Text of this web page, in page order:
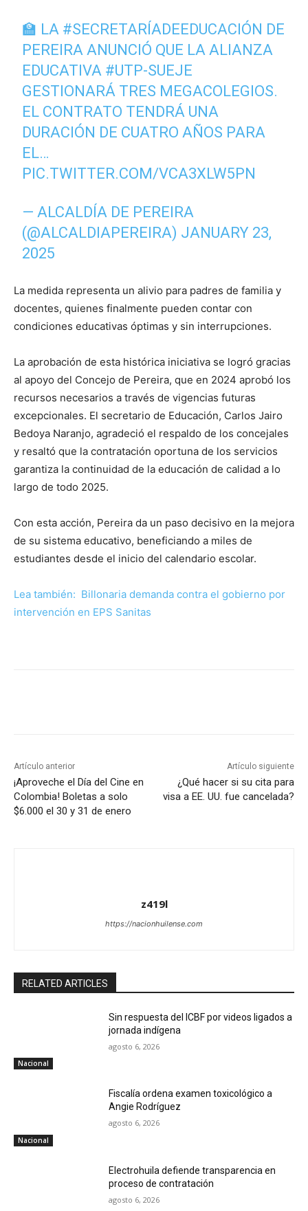
🏫 LA #SECRETARÍADEEDUCACIÓN DE
PEREIRA ANUNCIÓ QUE LA ALIANZA
EDUCATIVA #UTP-SUEJE
GESTIONARÁ TRES MEGACOLEGIOS.
EL CONTRATO TENDRÁ UNA
DURACIÓN DE CUATRO AÑOS PARA
EL…
PIC.TWITTER.COM/VCA3XLW5PN
— ALCALDÍA DE PEREIRA
(@ALCALDIAPEREIRA) JANUARY 23,
2025
La medida representa un alivio para padres de familia y
docentes, quienes finalmente pueden contar con
condiciones educativas óptimas y sin interrupciones.
La aprobación de esta histórica iniciativa se logró gracias
al apoyo del Concejo de Pereira, que en 2024 aprobó los
recursos necesarios a través de vigencias futuras
excepcionales. El secretario de Educación, Carlos Jairo
Bedoya Naranjo, agradeció el respaldo de los concejales
y resaltó que la contratación oportuna de los servicios
garantiza la continuidad de la educación de calidad a lo
largo de todo 2025.
Con esta acción, Pereira da un paso decisivo en la mejora
de su sistema educativo, beneficiando a miles de
estudiantes desde el inicio del calendario escolar.
Lea también: Billonaria demanda contra el gobierno por
intervención en EPS Sanitas
Artículo anterior
¡Aproveche el Día del Cine en
Colombia! Boletas a solo
$6.000 el 30 y 31 de enero
Artículo siguiente
¿Qué hacer si su cita para
visa a EE. UU. fue cancelada?
z419l
https://nacionhuilense.com
RELATED ARTICLES
Nacional
Sin respuesta del ICBF por videos ligados a
jornada indígena
agosto 6, 2026
Nacional
Fiscalía ordena examen toxicológico a
Angie Rodríguez
agosto 6, 2026
Electrohuila defiende transparencia en
proceso de contratación
agosto 6, 2026